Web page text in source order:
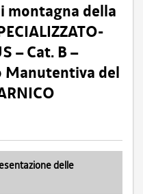
montagna della
– Cat. B –
Manutentiva del
delle